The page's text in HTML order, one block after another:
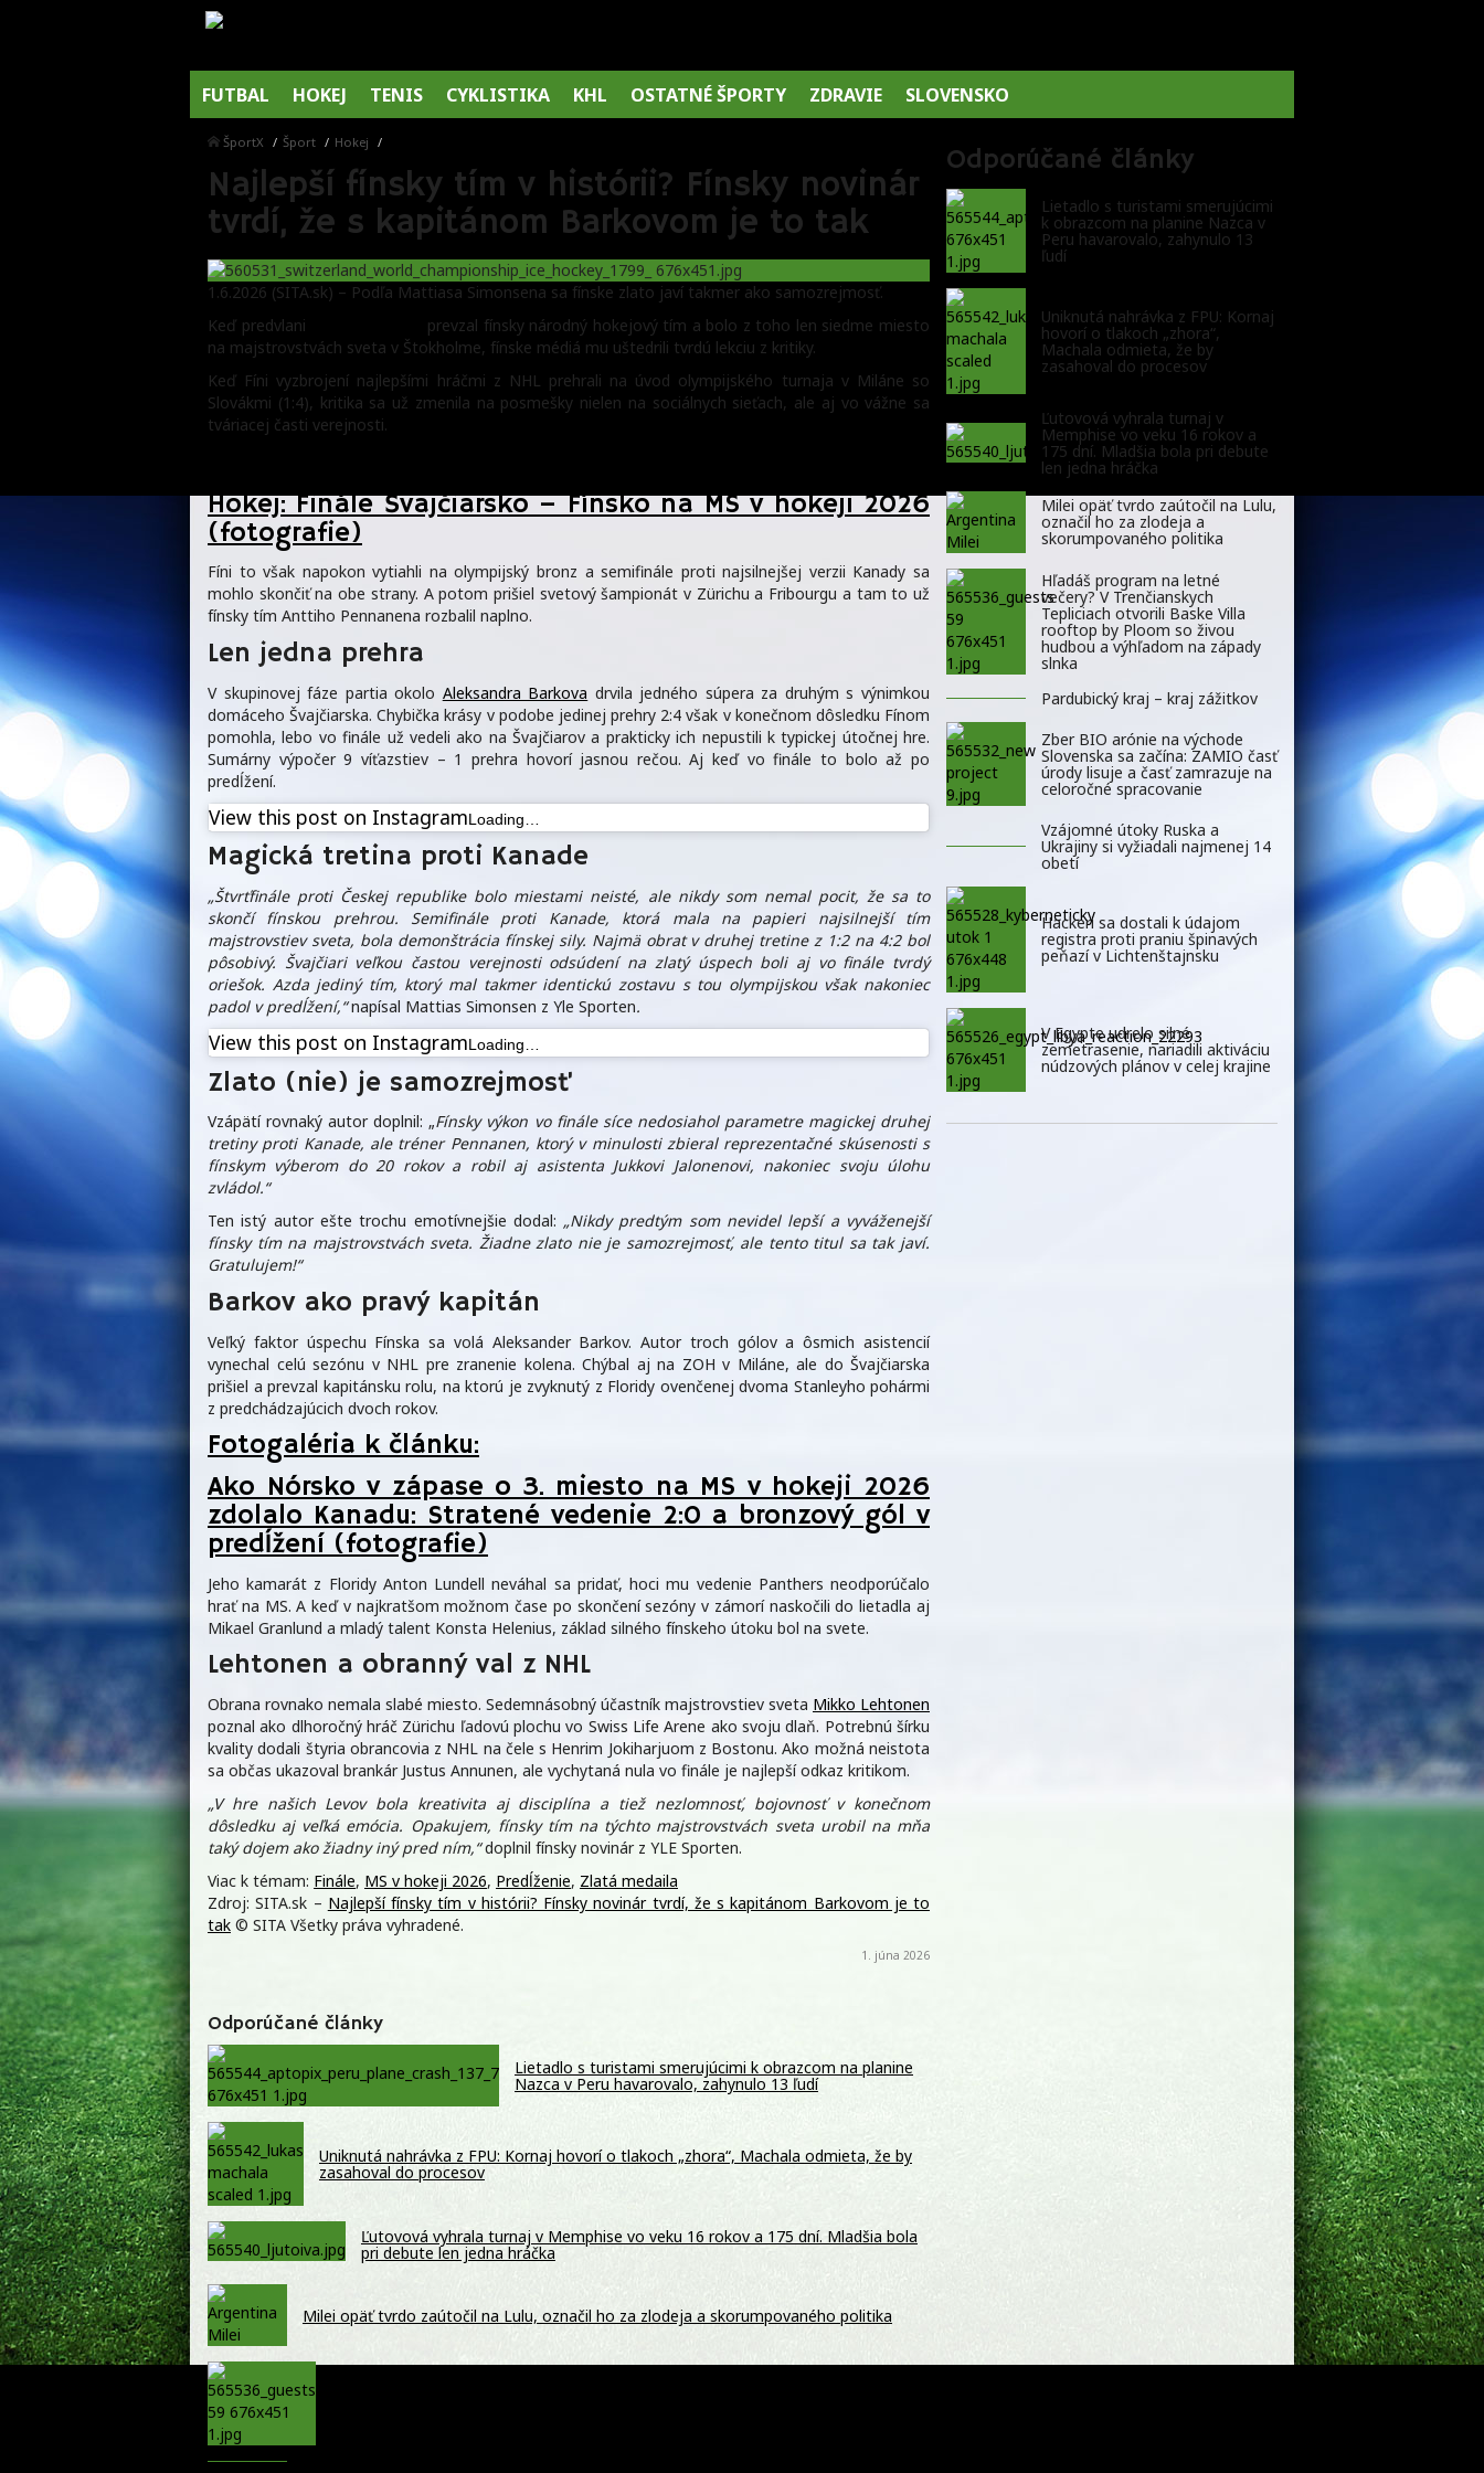
FUTBAL HOKEJ TENIS CYKLISTIKA KHL OSTATNÉ ŠPORTY ZDRAVIE SLOVENSKO
ŠportX Šport Hokej
Najlepší fínsky tím v histórii? Fínsky novinár
tvrdí, že s kapitánom Barkovom je to tak
1.6.2026 (SITA.sk) – Podľa Mattiasa Simonsena sa fínske zlato javí takmer ako samozrejmosť.
Keď predvlani
prevzal fínsky národný hokejový tím a bolo z toho len siedme miesto
na majstrovstvách sveta v Štokholme, fínske médiá mu uštedrili tvrdú lekciu z kritiky.
Keď Fíni vyzbrojení najlepšími hráčmi z NHL prehrali na úvod olympijského turnaja v Miláne so
Slovákmi (1:4), kritika sa už zmenila na posmešky nielen na sociálnych sieťach, ale aj vo vážne sa
tváriacej časti verejnosti.
Hokej: Finále Švajčiarsko – Fínsko na MS v hokeji 2026
(fotografie)
Fíni to však napokon vytiahli na olympijský bronz a semifinále proti najsilnejšej verzii Kanady sa
mohlo skončiť na obe strany. A potom prišiel svetový šampionát v Zürichu a Fribourgu a tam to už
fínsky tím Anttiho Pennanena rozbalil naplno.
Len jedna prehra
V skupinovej fáze partia okolo Aleksandra Barkova drvila jedného súpera za druhým s výnimkou
domáceho Švajčiarska. Chybička krásy v podobe jedinej prehry 2:4 však v konečnom dôsledku Fínom
pomohla, lebo vo finále už vedeli ako na Švajčiarov a prakticky ich nepustili k typickej útočnej hre.
Sumárny výpočer 9 víťazstiev – 1 prehra hovorí jasnou rečou. Aj keď vo finále to bolo až po
predĺžení.
View this post on InstagramLoading…
Magická tretina proti Kanade
„Štvrťfinále proti Českej republike bolo miestami neisté, ale nikdy som nemal pocit, že sa to
skončí fínskou prehrou. Semifinále proti Kanade, ktorá mala na papieri najsilnejší tím
majstrovstiev sveta, bola demonštrácia fínskej sily. Najmä obrat v druhej tretine z 1:2 na 4:2 bol
pôsobivý. Švajčiari veľkou častou verejnosti odsúdení na zlatý úspech boli aj vo finále tvrdý
oriešok. Azda jediný tím, ktorý mal takmer identickú zostavu s tou olympijskou však nakoniec
padol v predĺžení,“napísal Mattias Simonsen z Yle Sporten.
View this post on InstagramLoading…
Zlato (nie) je samozrejmosť
Vzápätí rovnaký autor doplnil: „Fínsky výkon vo finále síce nedosiahol parametre magickej druhej
tretiny proti Kanade, ale tréner Pennanen, ktorý v minulosti zbieral reprezentačné skúsenosti s
fínskym výberom do 20 rokov a robil aj asistenta Jukkovi Jalonenovi, nakoniec svoju úlohu
zvládol.“
Ten istý autor ešte trochu emotívnejšie dodal: „Nikdy predtým som nevidel lepší a vyváženejší
fínsky tím na majstrovstvách sveta. Žiadne zlato nie je samozrejmosť, ale tento titul sa tak javí.
Gratulujem!“
Barkov ako pravý kapitán
Veľký faktor úspechu Fínska sa volá Aleksander Barkov. Autor troch gólov a ôsmich asistencií
vynechal celú sezónu v NHL pre zranenie kolena. Chýbal aj na ZOH v Miláne, ale do Švajčiarska
prišiel a prevzal kapitánsku rolu, na ktorú je zvyknutý z Floridy ovenčenej dvoma Stanleyho pohármi
z predchádzajúcich dvoch rokov.
Fotogaléria k článku:
Ako Nórsko v zápase o 3. miesto na MS v hokeji 2026
zdolalo Kanadu: Stratené vedenie 2:0 a bronzový gól v
predĺžení (fotografie)
Jeho kamarát z Floridy Anton Lundell neváhal sa pridať, hoci mu vedenie Panthers neodporúčalo
hrať na MS. A keď v najkratšom možnom čase po skončení sezóny v zámorí naskočili do lietadla aj
Mikael Granlund a mladý talent Konsta Helenius, základ silného fínskeho útoku bol na svete.
Lehtonen a obranný val z NHL
Obrana rovnako nemala slabé miesto. Sedemnásobný účastník majstrovstiev sveta Mikko Lehtonen
poznal ako dlhoročný hráč Zürichu ľadovú plochu vo Swiss Life Arene ako svoju dlaň. Potrebnú šírku
kvality dodali štyria obrancovia z NHL na čele s Henrim Jokiharjuom z Bostonu. Ako možná neistota
sa občas ukazoval brankár Justus Annunen, ale vychytaná nula vo finále je najlepší odkaz kritikom.
„V hre našich Levov bola kreativita aj disciplína a tiež nezlomnosť, bojovnosť v konečnom
dôsledku aj veľká emócia. Opakujem, fínsky tím na týchto majstrovstvách sveta urobil na mňa
taký dojem ako žiadny iný pred ním,“doplnil fínsky novinár z YLE Sporten.
Viac k témam: Finále, MS v hokeji 2026, Predĺženie, Zlatá medaila
Zdroj: SITA.sk – Najlepší fínsky tím v histórii? Fínsky novinár tvrdí, že s kapitánom Barkovom je to
tak © SITA Všetky práva vyhradené.
1. júna 2026
Odporúčané články
Lietadlo s turistami smerujúcimi k obrazcom na planine
Nazca v Peru havarovalo, zahynulo 13 ľudí
Uniknutá nahrávka z FPU: Kornaj hovorí o tlakoch „zhora“, Machala odmieta, že by
zasahoval do procesov
Ľutovová vyhrala turnaj v Memphise vo veku 16 rokov a 175 dní. Mladšia bola
pri debute len jedna hráčka
Milei opäť tvrdo zaútočil na Lulu, označil ho za zlodeja a skorumpovaného politika
Odporúčané články
Lietadlo s turistami smerujúcimi
k obrazcom na planine Nazca v
Peru havarovalo, zahynulo 13
ľudí
Uniknutá nahrávka z FPU: Kornaj
hovorí o tlakoch „zhora“,
Machala odmieta, že by
zasahoval do procesov
Ľutovová vyhrala turnaj v
Memphise vo veku 16 rokov a
175 dní. Mladšia bola pri debute
len jedna hráčka
Milei opäť tvrdo zaútočil na Lulu,
označil ho za zlodeja a
skorumpovaného politika
Hľadáš program na letné
večery? V Trenčianskych
Tepliciach otvorili Baske Villa
rooftop by Ploom so živou
hudbou a výhľadom na západy
slnka
Pardubický kraj – kraj zážitkov
Zber BIO arónie na východe
Slovenska sa začína: ZAMIO časť
úrody lisuje a časť zamrazuje na
celoročné spracovanie
Vzájomné útoky Ruska a
Ukrajiny si vyžiadali najmenej 14
obetí
Hackeri sa dostali k údajom
registra proti praniu špinavých
peňazí v Lichtenštajnsku
V Egypte udrelo silné
zemetrasenie, nariadili aktiváciu
núdzových plánov v celej krajine